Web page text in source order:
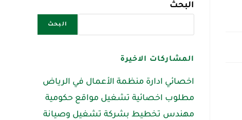
البحث
البحث
المشاركات الاخيرة
اخصائي ادارة منظمة الأعمال في الرياض
مطلوب اخصائية تشغيل مواقع حكومية
مهندس تخطيط بشركة تشغيل وصيانة